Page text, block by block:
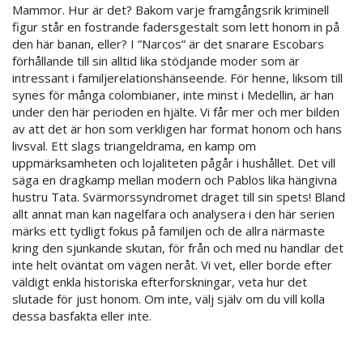
Mammor. Hur är det? Bakom varje framgångsrik kriminell
figur står en fostrande fadersgestalt som lett honom in på
den här banan, eller? I ”Narcos” är det snarare Escobars
förhållande till sin alltid lika stödjande moder som är
intressant i familjerelationshänseende. För henne, liksom till
synes för många colombianer, inte minst i Medellin, är han
under den här perioden en hjälte. Vi får mer och mer bilden
av att det är hon som verkligen har format honom och hans
livsval. Ett slags triangeldrama, en kamp om
uppmärksamheten och lojaliteten pågår i hushållet. Det vill
säga en dragkamp mellan modern och Pablos lika hängivna
hustru Tata. Svärmorssyndromet draget till sin spets! Bland
allt annat man kan nagelfara och analysera i den här serien
märks ett tydligt fokus på familjen och de allra närmaste
kring den sjunkande skutan, för från och med nu handlar det
inte helt oväntat om vägen neråt. Vi vet, eller borde efter
väldigt enkla historiska efterforskningar, veta hur det
slutade för just honom. Om inte, välj själv om du vill kolla
dessa basfakta eller inte.